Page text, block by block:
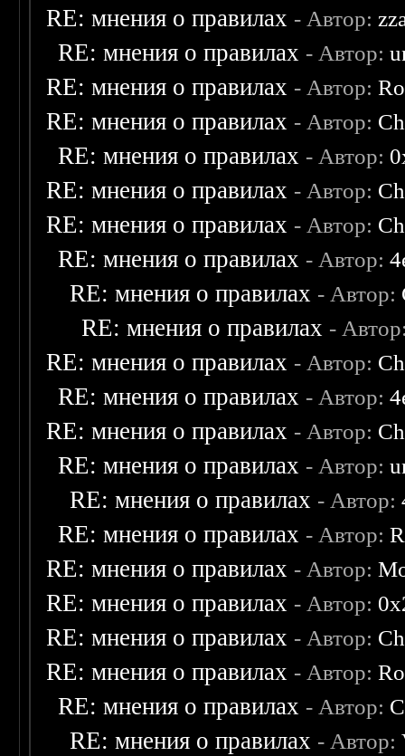
RE: мнения о правилах - Автор:
RE: мнения о правилах - Автор:
RE: мнения о правилах - Автор:
RE: мнения о правилах - Автор:
RE: мнения о правилах - Автор:
RE: мнения о правилах - Автор:
RE: мнения о правилах - Автор:
RE: мнения о правилах - Автор:
RE: мнения о правилах - Автор:
RE: мнения о правилах -
RE: мнения о правилах - Автор:
RE: мнения о правилах - Автор:
RE: мнения о правилах - Автор:
RE: мнения о правилах - Автор:
RE: мнения о правилах - Автор:
RE: мнения о правилах - Автор:
RE: мнения о правилах - Автор:
RE: мнения о правилах - Автор:
RE: мнения о правилах - Автор:
RE: мнения о правилах - Автор:
RE: мнения о правилах - Автор:
RE: мнения о правилах - Автор: